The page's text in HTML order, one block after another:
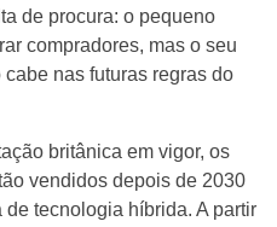
de procura: o pequeno
compradores, mas o seu
nas futuras regras do
britânica em vigor, os
vendidos depois de 2030
tecnologia híbrida. A partir